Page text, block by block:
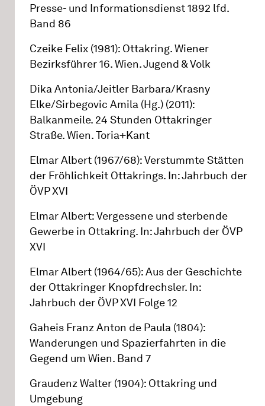
Presse- und Informationsdienst 1892 lfd.
Band 86
Czeike Felix (1981): Ottakring. Wiener
Bezirksführer 16. Wien. Jugend & Volk
Dika Antonia/Jeitler Barbara/Krasny
Elke/Sirbegovic Amila (Hg.) (2011):
Balkanmeile. 24 Stunden Ottakringer
Straße. Wien. Toria+Kant
Elmar Albert (1967/68): Verstummte Stätten
der Fröhlichkeit Ottakrings. In: Jahrbuch der
ÖVP XVI
Elmar Albert: Vergessene und sterbende
Gewerbe in Ottakring. In: Jahrbuch der ÖVP
XVI
Elmar Albert (1964/65): Aus der Geschichte
der Ottakringer Knopfdrechsler. In:
Jahrbuch der ÖVP XVI Folge 12
Gaheis Franz Anton de Paula (1804):
Wanderungen und Spazierfahrten in die
Gegend um Wien. Band 7
Graudenz Walter (1904): Ottakring und
Umgebung